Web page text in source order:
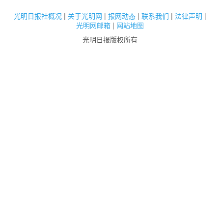
光明日报社概况 | 关于光明网 | 报网动态 | 联系我们 | 法律声明 |
光明网邮箱 | 网站地图
光明日报版权所有